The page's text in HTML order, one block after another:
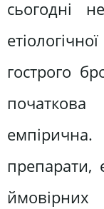
сьогодні
гострого
препарати,